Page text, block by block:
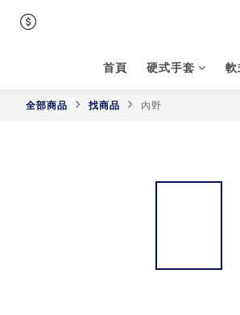
首頁 硬式手套 軟
全部商品 找商品 內野